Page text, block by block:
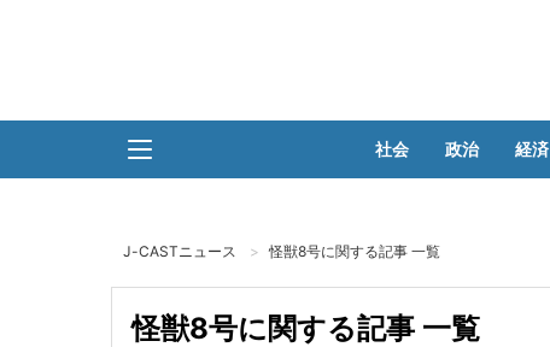
社会 政治 経済
J-CASTニュース 怪獣8号に関する記事 一覧
怪獣8号に関する記事 一覧